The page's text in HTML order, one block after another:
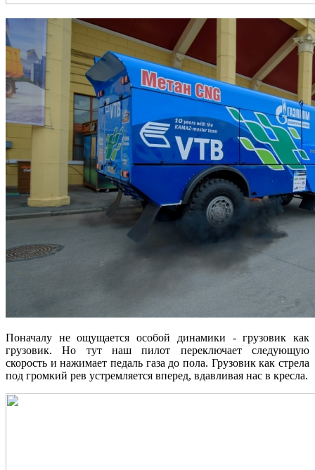
Поначалу не ощущается особой динамики - грузовик как
грузовик. Но тут наш пилот переключает следующую
скорость и нажимает педаль газа до пола. Грузовик как стрела
под громкий рев устремляется вперед, вдавливая нас в кресла.